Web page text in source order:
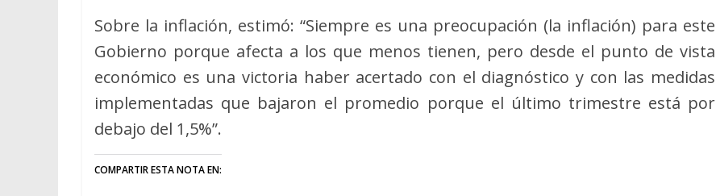
Sobre la inflación, estimó: “Siempre es una preocupación (la inflación) para este
Gobierno porque afecta a los que menos tienen, pero desde el punto de vista
económico es una victoria haber acertado con el diagnóstico y con las medidas
implementadas que bajaron el promedio porque el último trimestre está por
debajo del 1,5%”.
COMPARTIR ESTA NOTA EN: